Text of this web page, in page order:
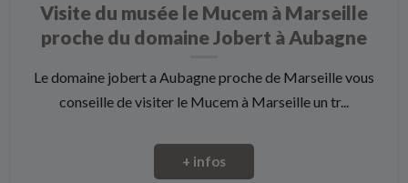
Visite du musée le Mucem à Marseille
proche du domaine Jobert à Aubagne
Le domaine jobert a Aubagne proche de Marseille vous
conseille de visiter le Mucem à Marseille un tr...
+ infos